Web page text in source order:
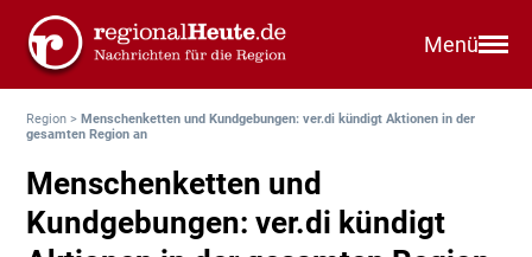
Menü
Region >Menschenketten und Kundgebungen: ver.di kündigt Aktionen in der
gesamten Region an
Menschenketten und
Kundgebungen: ver.di kündigt